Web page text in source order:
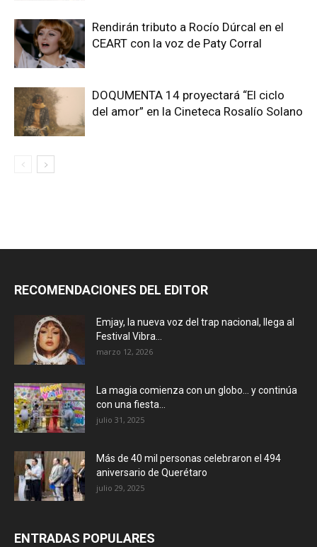
Rendirán tributo a Rocío Dúrcal en el
CEART con la voz de Paty Corral
DOQUMENTA 14 proyectará “El ciclo
del amor” en la Cineteca Rosalío Solano
RECOMENDACIONES DEL EDITOR
Emjay, la nueva voz del trap nacional, llega al
Festival Vibra...
marzo 12, 2026
La magia comienza con un globo… y continúa
con una fiesta...
julio 31, 2025
Más de 40 mil personas celebraron el 494
aniversario de Querétaro
julio 29, 2025
ENTRADAS POPULARES